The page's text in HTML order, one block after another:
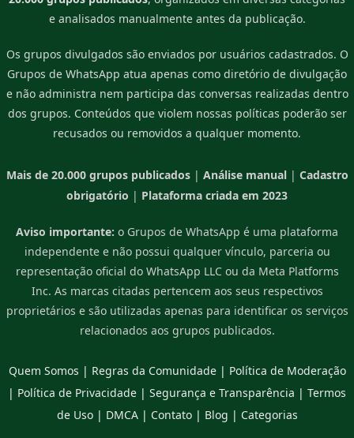
e analisados manualmente antes da publicação.
Os grupos divulgados são enviados por usuários cadastrados. O
Grupos de WhatsApp atua apenas como diretório de divulgação
e não administra nem participa das conversas realizadas dentro
dos grupos. Conteúdos que violem nossas políticas poderão ser
recusados ou removidos a qualquer momento.
Mais de 20.000 grupos publicados| Análise manual| Cadastro
obrigatório | Plataforma criada em 2023
Aviso importante: o Grupos de WhatsApp é uma plataforma
independente e não possui qualquer vínculo, parceria ou
representação oficial do WhatsApp LLC ou da Meta Platforms
Inc. As marcas citadas pertencem aos seus respectivos
proprietários e são utilizadas apenas para identificar os serviços
relacionados aos grupos publicados.
Quem Somos | Regras da Comunidade| Política de Moderação
| Política de Privacidade | Segurança e Transparência | Termos
de Uso| DMCA| Contato| Blog | Categorias